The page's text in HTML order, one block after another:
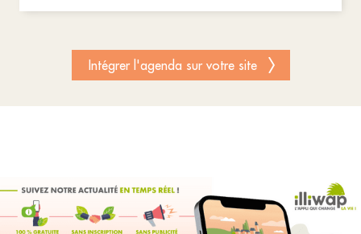
Intégrer l'agenda sur votre site